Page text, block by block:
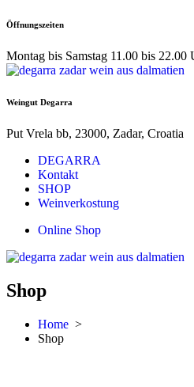
Skip
content
Öffnungszeiten
Montag bis Samstag 11.00 bis 22.00
Weingut Degarra
Put Vrela bb, 23000, Zadar, Croatia
DEGARRA
Kontakt
SHOP
Weinverkostung
Online Shop
Shop
Home >
Shop